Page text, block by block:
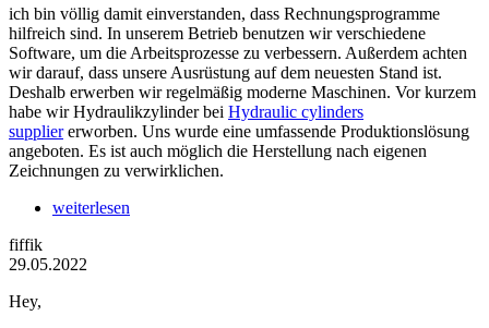
ich bin völlig damit einverstanden, dass Rechnungsprogramme
hilfreich sind. In unserem Betrieb benutzen wir verschiedene
Software, um die Arbeitsprozesse zu verbessern. Außerdem achten
wir darauf, dass unsere Ausrüstung auf dem neuesten Stand ist.
Deshalb erwerben wir regelmäßig moderne Maschinen. Vor kurzem
habe wir Hydraulikzylinder bei Hydraulic cylinders
suppliererworben. Uns wurde eine umfassende Produktionslösung
angeboten. Es ist auch möglich die Herstellung nach eigenen
Zeichnungen zu verwirklichen.
weiterlesen
fiffik
29.05.2022
Hey,